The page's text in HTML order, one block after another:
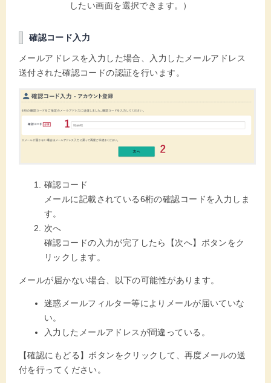
したい画面を選択できます。）
確認コード入力
メールアドレスを入力した場合、入力したメールアドレス
送付された確認コードの認証を行います。
確認コード
メールに記載されている6桁の確認コードを入力しま
す。
次へ
確認コードの入力が完了したら【次へ】ボタンをク
リックします。
メールが届かない場合、以下の可能性があります。
迷惑メールフィルター等によりメールが届いていな
い。
入力したメールアドレスが間違っている。
【確認にもどる】ボタンをクリックして、再度メールの送
付を行ってください。